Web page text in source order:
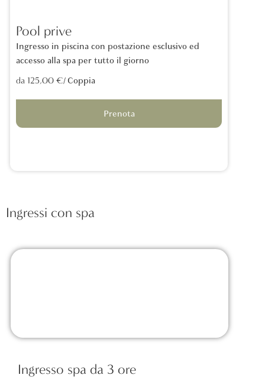
Pool prive
Ingresso in piscina con postazione esclusivo ed
accesso alla spa per tutto il giorno
da 125,00 €/ Coppia
Prenota
Ingressi con spa
Ingresso spa da 3 ore